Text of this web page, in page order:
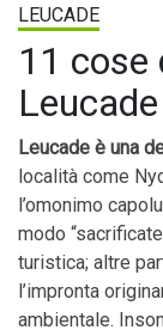
LEUCADE
11 cose
Leucade
Leucade è una
località come
l’omonimo
modo
turistica; altre
l’impronta
ambientale.